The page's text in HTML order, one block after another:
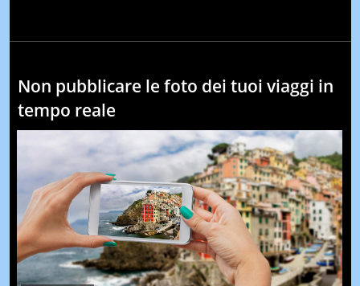
Non pubblicare le foto dei tuoi viaggi in
tempo reale